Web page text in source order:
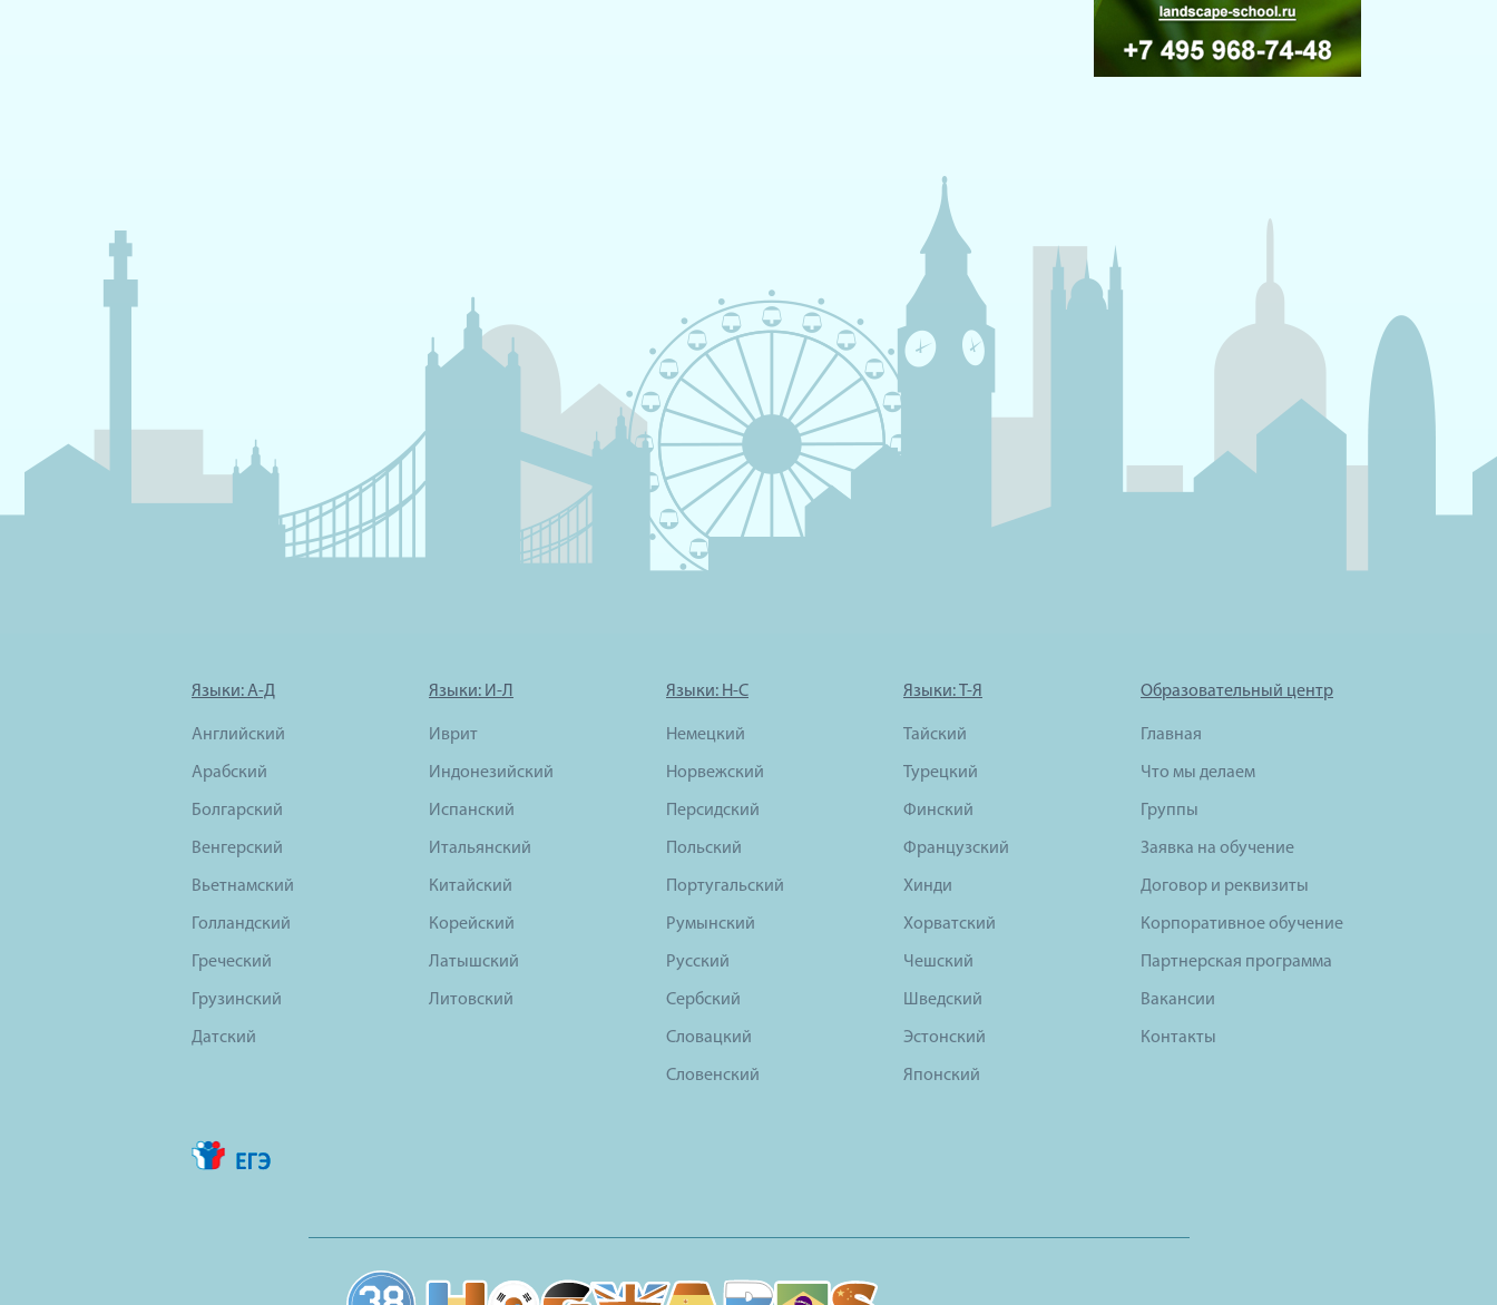
Языки: А-Д
Английский
Арабский
Болгарский
Венгерский
Вьетнамский
Голландский
Греческий
Грузинский
Датский
Языки: И-Л
Иврит
Индонезийский
Испанский
Итальянский
Китайский
Корейский
Латышский
Литовский
Языки: Н-С
Немецкий
Норвежский
Персидский
Польский
Португальский
Румынский
Русский
Сербский
Словацкий
Словенский
Языки: Т-Я
Тайский
Турецкий
Финский
Французский
Хинди
Хорватский
Чешский
Шведский
Эстонский
Японский
Образовательный центр
Главная
Что мы делаем
Группы
Заявка на обучение
Договор и реквизиты
Корпоративное обучение
Партнерская программа
Вакансии
Контакты